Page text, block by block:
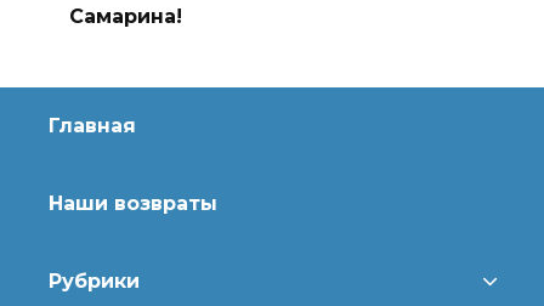
Самарина!
Главная
Наши возвраты
Рубрики